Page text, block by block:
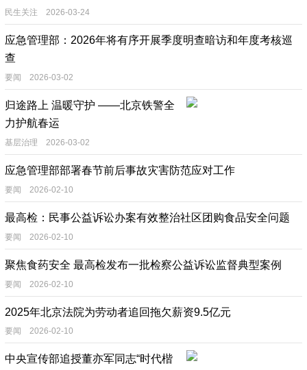
民生关注 2026-03-24
应急管理部：2026年将有序开展季度明查暗访和年度考核巡
查
要闻 2026-03-02
归途路上 温暖守护 ——北京铁警全
力护航春运
基层治理 2026-03-02
应急管理部部署春节前后事故灾害防范应对工作
要闻 2026-02-10
最高检：民事公益诉讼办案有效整治社区团购食品安全问题
要闻 2026-02-10
聚焦食药安全 最高检发布一批检察公益诉讼监督典型案例
要闻 2026-02-10
2025年北京法院为劳动者追回拖欠薪资9.5亿元
要闻 2026-02-10
中央宣传部追授董亦军同志“时代楷